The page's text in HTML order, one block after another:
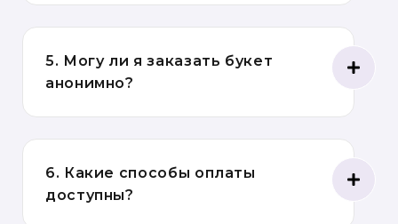
5. Могу ли я заказать букет
анонимно?
6. Какие способы оплаты
доступны?